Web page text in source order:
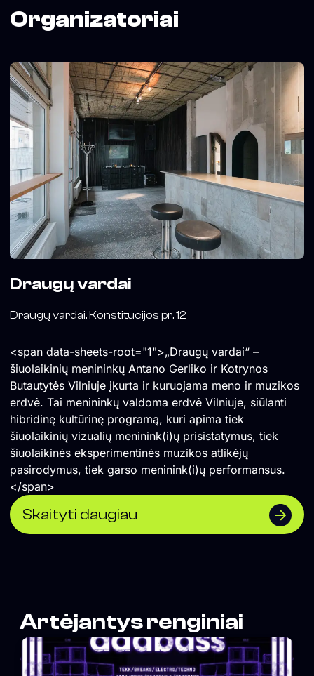
Organizatoriai
Draugų vardai
Draugų vardai. Konstitucijos pr. 12
<span data-sheets-root="1">„Draugų vardai“ –
šiuolaikinių menininkų Antano Gerliko ir Kotrynos
Butautytės Vilniuje įkurta ir kuruojama meno ir muzikos
erdvė. Tai menininkų valdoma erdvė Vilniuje, siūlanti
hibridinę kultūrinę programą, kuri apima tiek
šiuolaikinių vizualių meninink(i)ų prisistatymus, tiek
šiuolaikinės eksperimentinės muzikos atlikėjų
pasirodymus, tiek garso meninink(i)ų performansus.
</span>
Skaityti daugiau
Artėjantys renginiai